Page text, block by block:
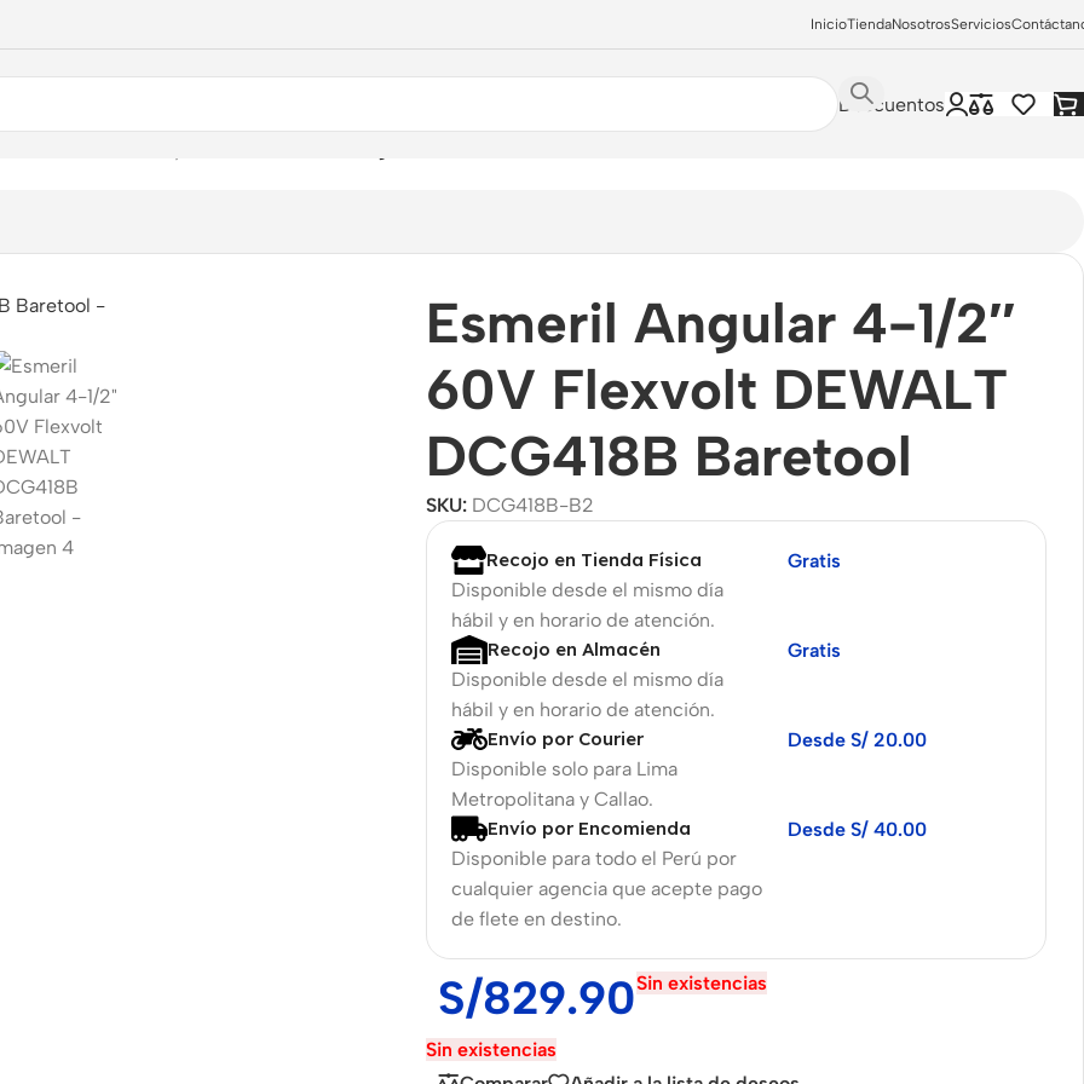
InicioTiendaNosotrosServicios
Descuentos
Esmeril Angular 4-1/2″
60V Flexvolt DEWALT
DCG418B Baretool
SKU: DCG418B-B2
Recojo en Tienda Física
Disponible desde el mismo día
hábil y en horario de atención.
Gratis
Recojo en Almacén
Disponible desde el mismo día
hábil y en horario de atención.
Gratis
Envío por Courier
Disponible solo para Lima
Metropolitana y Callao.
Desde S/ 20.00
Envío por Encomienda
Disponible para todo el Perú por
cualquier agencia que acepte pago
de flete en destino.
Desde S/ 40.00
S/829.90Sin existencias
Sin existencias